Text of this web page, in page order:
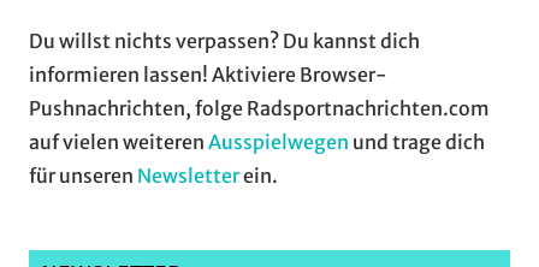
Du willst nichts verpassen? Du kannst dich
informieren lassen! Aktiviere Browser-
Pushnachrichten, folge Radsportnachrichten.com
auf vielen weiteren Ausspielwegen und trage dich
für unseren Newsletterein.